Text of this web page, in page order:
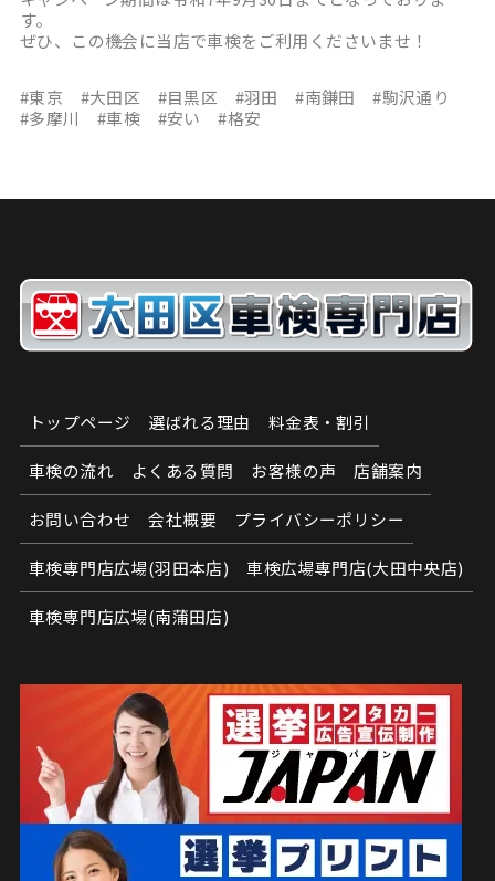
す。
ぜひ、この機会に当店で車検をご利用くださいませ！
#東京 #大田区 #目黒区 #羽田 #南鎌田 #駒沢通り
#多摩川 #車検 #安い #格安
トップページ 選ばれる理由 料金表・割引
車検の流れ よくある質問 お客様の声 店舗案内
お問い合わせ 会社概要 プライバシーポリシー
車検専門店広場(羽田本店) 車検広場専門店(大田中央店)
車検専門店広場(南蒲田店)